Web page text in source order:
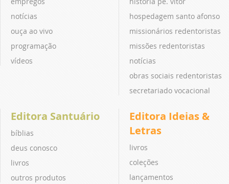
notícias
ouça ao vivo
programação
vídeos
hospedagem santo afonso
missionários redentoristas
missões redentoristas
notícias
obras sociais redentoristas
secretariado vocacional
Editora Santuário
bíblias
deus conosco
livros
outros produtos
Editora Ideias &
Letras
livros
coleções
lançamentos